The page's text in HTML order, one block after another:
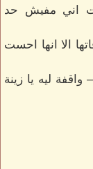
اني مفيش حد
الا انها احست
ليه يا زينة